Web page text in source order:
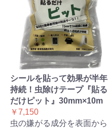
シールを貼って効果が半年
持続！虫除けテープ『貼る
だけピット』30mm×10m
￥7,150
虫の嫌がる成分を表面から